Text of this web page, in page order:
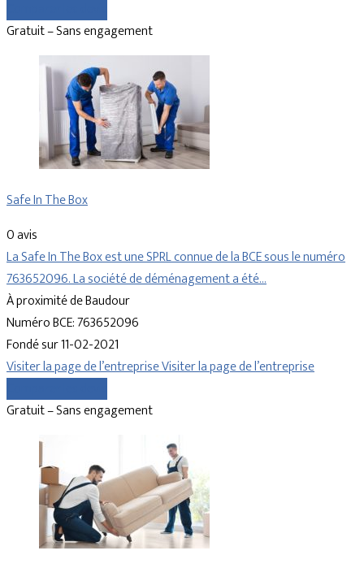
Gratuit – Sans engagement
Safe In The Box
0 avis
La Safe In The Box est une SPRL connue de la BCE sous le numéro
763652096. La société de déménagement a été…
À proximité de Baudour
Numéro BCE: 763652096
Fondé sur 11-02-2021
Visiter la page de l’entrepriseVisiter la page de l’entreprise
Gratuit – Sans engagement